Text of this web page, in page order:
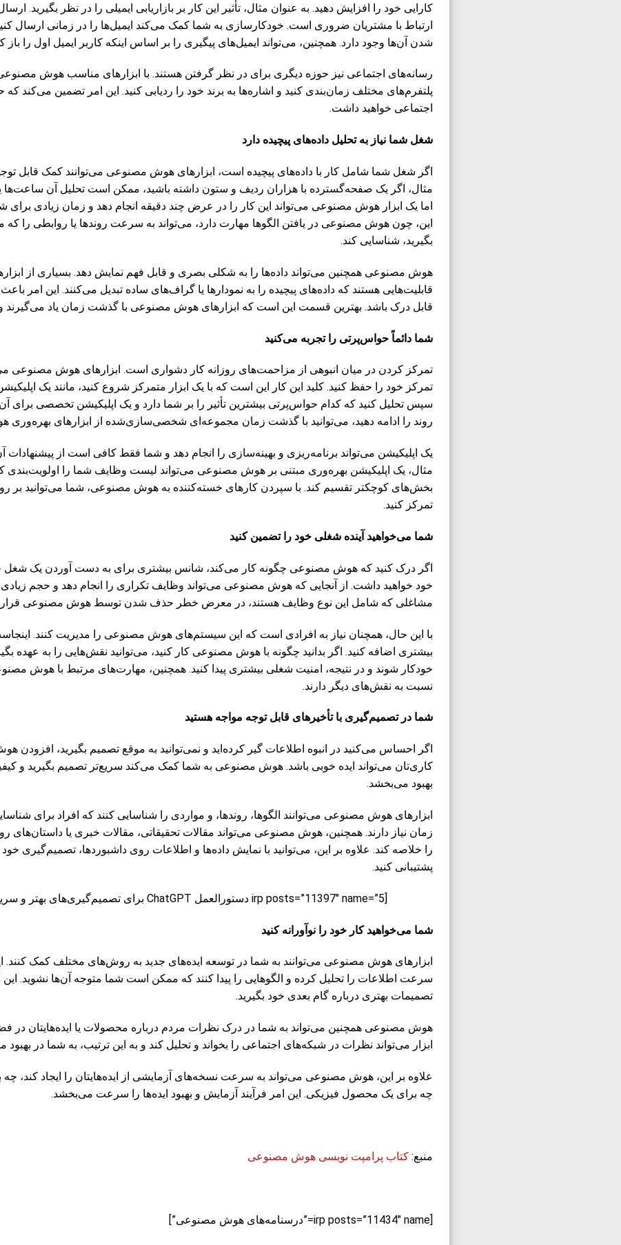
کارایی خود را افزایش دهید. به عنوان مثال، تأثیر این کار بر بازاریابی ایمیلی را در نظر بگیرید.
ارتباط با مشتریان ضروری است. خودکارسازی به شما کمک می‌کند ایمیل‌ها را در زمانی ارسال
شدن آن‌ها وجود دارد. همچنین، می‌تواند ایمیل‌های پیگیری را بر اساس اینکه کاربر ایمیل اول را باز
رسانه‌های اجتماعی نیز حوزه دیگری برای در نظر گرفتن هستند. با ابزارهای مناسب هوش
پلتفرم‌های مختلف زمان‌بندی کنید و اشاره‌ها به برند خود را ردیابی کنید. این امر تضمین می‌کند
اجتماعی خواهید داشت.
شغل شما نیاز به تحلیل داده‌های پیچیده دارد
اگر شغل شما شامل کار با داده‌های پیچیده است، ابزارهای هوش مصنوعی می‌توانند کمک قابل
مثال، اگر یک صفحه‌گسترده با هزاران ردیف و ستون داشته باشید، ممکن است تحلیل آن
اما یک ابزار هوش مصنوعی می‌تواند این کار را در عرض چند دقیقه انجام دهد و زمان زیادی برای
این، چون هوش مصنوعی در یافتن الگوها مهارت دارد، می‌تواند به سرعت روندها یا روابطی را
بگیرید، شناسایی کند.
هوش مصنوعی همچنین می‌تواند داده‌ها را به شکلی بصری و قابل فهم نمایش دهد. بسیاری از
قابلیت‌هایی هستند که داده‌های پیچیده را به نمودارها یا گراف‌های ساده تبدیل می‌کنند. این امر
قابل درک باشد. بهترین قسمت این است که ابزارهای هوش مصنوعی با گذشت زمان یاد می‌گیرند و
شما دائماً حواس‌پرتی را تجربه می‌کنید
تمرکز کردن در میان انبوهی از مزاحمت‌های روزانه کار دشواری است. ابزارهای هوش مصنوعی
تمرکز خود را حفظ کنید. کلید این کار این است که با یک ابزار متمرکز شروع کنید، مانند یک
سپس تحلیل کنید که کدام حواس‌پرتی بیشترین تأثیر را بر شما دارد و یک اپلیکیشن تخصصی برای آن
روند را ادامه دهید، می‌توانید با گذشت زمان مجموعه‌ای شخصی‌سازی‌شده از ابزارهای
یک اپلیکیشن می‌تواند برنامه‌ریزی و بهینه‌سازی را انجام دهد و شما فقط کافی است از پیشنهادات
مثال، یک اپلیکیشن بهره‌وری مبتنی بر هوش مصنوعی می‌تواند لیست وظایف شما را اولویت‌بندی
بخش‌های کوچکتر تقسیم کند. با سپردن کارهای خسته‌کننده به هوش مصنوعی، شما می‌توانید بر
تمرکز کنید.
شما می‌خواهید آینده شغلی خود را تضمین کنید
اگر درک کنید که هوش مصنوعی چگونه کار می‌کند، شانس بیشتری برای به دست آوردن یک شغل
خود خواهید داشت. از آنجایی که هوش مصنوعی می‌تواند وظایف تکراری را انجام دهد و حجم زیادی
مشاغلی که شامل این نوع وظایف هستند، در معرض خطر حذف شدن توسط هوش مصنوعی قرار
با این حال، همچنان نیاز به افرادی است که این سیستم‌های هوش مصنوعی را مدیریت کنند.
بیشتری اضافه کنید. اگر بدانید چگونه با هوش مصنوعی کار کنید، می‌توانید نقش‌هایی را به عهده
خودکار شوند و در نتیجه، امنیت شغلی بیشتری پیدا کنید. همچنین، مهارت‌های مرتبط با هوش
نسبت به نقش‌های دیگر دارند.
شما در تصمیم‌گیری با تأخیرهای قابل توجه مواجه هستید
اگر احساس می‌کنید در انبوه اطلاعات گیر کرده‌اید و نمی‌توانید به موقع تصمیم بگیرید، افزودن
کاری‌تان می‌تواند ایده خوبی باشد. هوش مصنوعی به شما کمک می‌کند سریع‌تر تصمیم بگیرید و
بهبود می‌بخشد.
ابزارهای هوش مصنوعی می‌توانند الگوها، روندها، و مواردی را شناسایی کنند که افراد برای
زمان نیاز دارند. همچنین، هوش مصنوعی می‌تواند مقالات تحقیقاتی، مقالات خبری یا داستان‌های
را خلاصه کند. علاوه بر این، می‌توانید با نمایش داده‌ها و اطلاعات روی داشبوردها، تصمیم‌گیری
پشتیبانی کنید.
[irp posts=”11397″ name=”5 دستورالعمل ChatGPT برای تصمیم‌گیری‌های بهتر و سریع‌تر کسب‌وکار”]
شما می‌خواهید کار خود را نوآورانه کنید
ابزارهای هوش مصنوعی می‌توانند به شما در توسعه ایده‌های جدید به روش‌های مختلف کمک کنند. این
سرعت اطلاعات را تحلیل کرده و الگوهایی را پیدا کنند که ممکن است شما متوجه آن‌ها نشوید.
تصمیمات بهتری درباره گام بعدی خود بگیرید.
هوش مصنوعی همچنین می‌تواند به شما در درک نظرات مردم درباره محصولات یا ایده‌هایتان در
ابزار می‌تواند نظرات در شبکه‌های اجتماعی را بخواند و تحلیل کند و به این ترتیب، به شما در
علاوه بر این، هوش مصنوعی می‌تواند به سرعت نسخه‌های آزمایشی از ایده‌هایتان را ایجاد کند، چه
چه برای یک محصول فیزیکی. این امر فرآیند آزمایش و بهبود ایده‌ها را سرعت می‌بخشد.
منبع:کتاب پرامپت نویسی هوش مصنوعی
[irp posts=”11434″ name=”درسنامه‌های هوش مصنوعی”]